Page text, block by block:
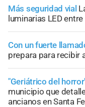
Más seguridad vial
luminarias LED
Con un fuerte
prepara para recibir
"Geriátrico del
municipio que
ancianos en Santa Fe